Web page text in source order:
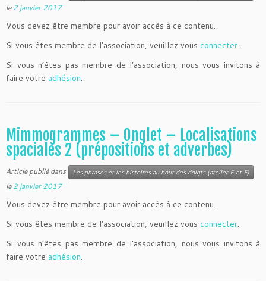
le2 janvier 2017
Vous devez être membre pour avoir accès à ce contenu.
Si vous êtes membre de l’association, veuillez vous connecter.
Si vous n’êtes pas membre de l’association, nous vous invitons à
faire votre adhésion.
Mimmogrammes – Onglet – Localisations
spaciales 2 (prépositions et adverbes)
Article publié dans Les phrases et les histoires au bout des doigts (atelier E et F)
le2 janvier 2017
Vous devez être membre pour avoir accès à ce contenu.
Si vous êtes membre de l’association, veuillez vous connecter.
Si vous n’êtes pas membre de l’association, nous vous invitons à
faire votre adhésion.